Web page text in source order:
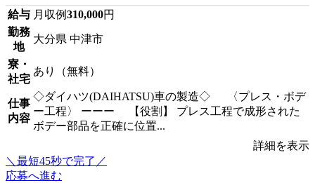
給与 月収例310,000円
勤務
地
大分県 中津市
寮・
社宅
あり（無料）
仕事
内容
◇ダイハツ(DAIHATSU)車の製造◇ 〈プレス・ボデ
ー工程〉 ーーー 【役割】 プレス工程で成形された
ボデー部品を正確に位置...
詳細を表示
＼最短45秒で完了／
応募へ進む